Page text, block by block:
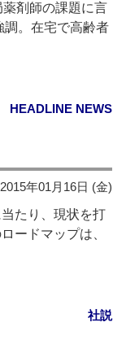
剤師の課題に言
調。在宅で高齢者
HEADLINE NEWS
2015年01月16日 (金)
たり、現状を打
ードマップは、
社説